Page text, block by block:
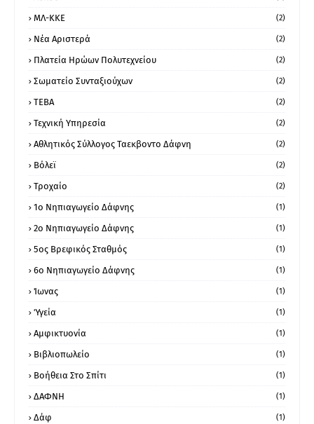
ΜΛ-ΚΚΕ (2)
Νέα Αριστερά (2)
Πλατεία Ηρώων Πολυτεχνείου (2)
Σωματείο Συνταξιούχων (2)
ΤΕΒΑ (2)
Τεχνική Υπηρεσία (2)
Αθλητικός Σύλλογος Ταεκβοντο Δάφνη (2)
Βόλεϊ (2)
Τροχαίο (2)
1ο Νηπιαγωγείο Δάφνης (1)
2ο Νηπιαγωγείο Δάφνης (1)
5ος Βρεφικός Σταθμός (1)
6ο Νηπιαγωγείο Δάφνης (1)
Ίωνας (1)
Ύγεία (1)
Αμφικτυονία (1)
Βιβλιοπωλείο (1)
Βοήθεια Στο Σπίτι (1)
ΔΑΦΝΗ (1)
Δάφ (1)